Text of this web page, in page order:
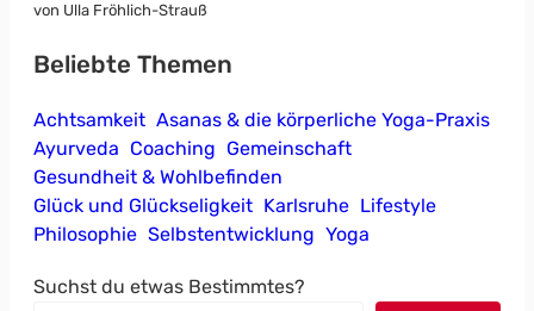
von Ulla Fröhlich-Strauß
Beliebte Themen
Achtsamkeit Asanas & die körperliche Yoga-Praxis
Ayurveda Coaching Gemeinschaft
Gesundheit & Wohlbefinden
Glück und Glückseligkeit Karlsruhe Lifestyle
Philosophie Selbstentwicklung Yoga
Suchst du etwas Bestimmtes?